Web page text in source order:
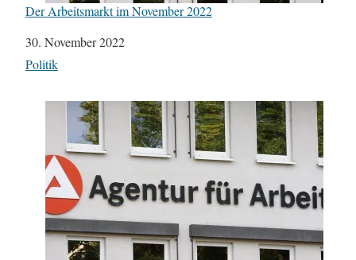
Der Arbeitsmarkt im November 2022
Datum
30. November 2022
In Bezug auf
Politik